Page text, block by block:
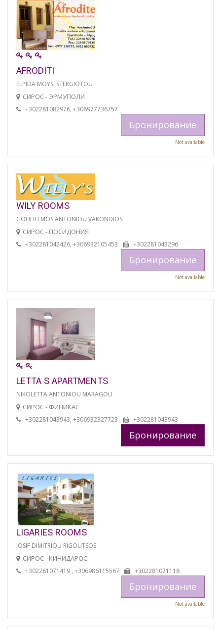
AFRODITI
ELPIDA MOYSI STERGIOTOU
СИРОС - ЭРМУПОЛИ
+302281082976, +306977736757
Бронирование
Not available
WILY ROOMS
GOULIELMOS ANTONIOU VAKONDIOS
СИРОС - ПОСИДОНИЯ
+302281042426, +306932105453 +302281043296
Бронирование
Not available
LETTA S APARTMENTS
NIKOLETTA ANTONIOU MARAGOU
СИРОС - ФИНИКАС
+302281043943, +306932327723 +302281043943
Бронирование
LIGARIES ROOMS
IOSIF DIMITRIOU RIGOUTSOS
СИРОС - КИНИДАРОС
+302281071419 , +306986115567 +302281071118
Бронирование
Not available